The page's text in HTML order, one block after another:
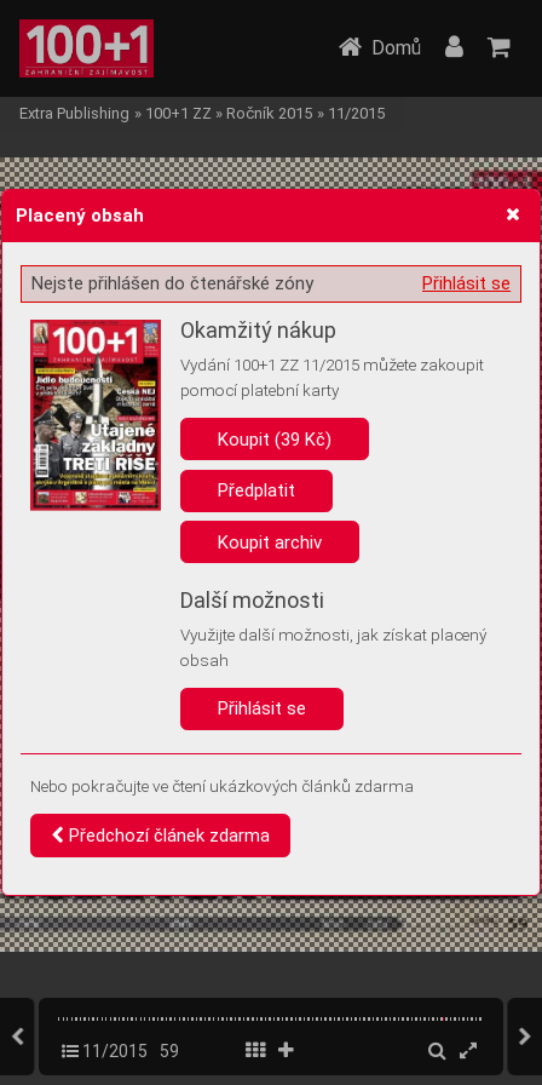
Žádost o souhlas s ukládáním volitelných informací
Pro základní fungování webu nepotřebujeme ukládat žádné informace
(tzv. cookies apod.). Rádi bychom vás ale požádali o souhlas s
uložením volitelných informací:
Anonymní unikátní ID
Díky němu příště poznáme, že se jedná o stejné zařízení, a
Identifikátor je zcela anonymní.
Vaše souhlasy a odmítnutí si ukládáme do vašeho zařízení, abychom se
vás už příště znovu neptali. Můžete je kdykoli později upravit ve Správě
Domů
Extra Publishing » 100+1 ZZ » Ročník 2015 » 11/2015
11/2015 59
Placený obsah
Přihlásit se
Nejste přihlášen do čtenářské zóny
Okamžitý nákup
Vydání 100+1 ZZ 11/2015 můžete zakoupit
pomocí platební karty
Koupit (39 Kč)
Předplatit
Koupit archiv
Další možnosti
Využijte další možnosti, jak získat placený
obsah
Přihlásit se
Nebo pokračujte ve čtení ukázkových článků zdarma
Předchozí článek zdarma